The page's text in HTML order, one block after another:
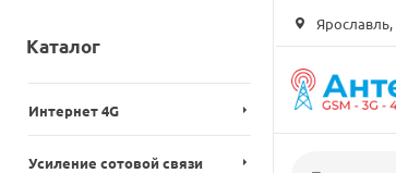
Ярославль,
Каталог
Интернет 4G
Усиление сотовой связи